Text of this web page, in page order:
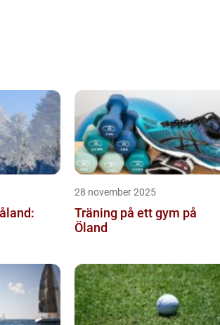
28 november 2025
Träning på ett gym på
Öland